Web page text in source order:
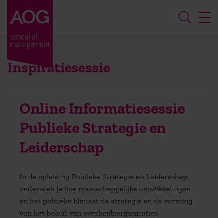
Inspiratiesessie
Online Informatiesessie
Publieke Strategie en
Leiderschap
In de opleiding Publieke Strategie en Leiderschap
onderzoek je hoe maatschappelijke ontwikkelingen
en het politieke klimaat de strategie en de vorming
van het beleid van overheidsorganisaties